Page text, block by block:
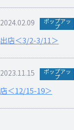
2024.02.09 ポップアッ
プ
出店＜3/2-3/11＞
2023.11.15 ポップアッ
プ
店＜12/15-19＞